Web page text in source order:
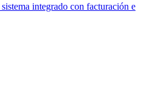
integrado con facturación e